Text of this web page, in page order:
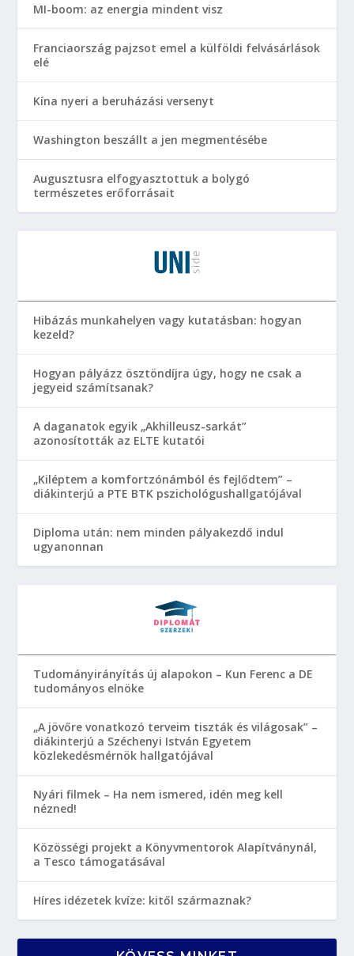
MI-boom: az energia mindent visz
Franciaország pajzsot emel a külföldi felvásárlások
elé
Kína nyeri a beruházási versenyt
Washington beszállt a jen megmentésébe
Augusztusra elfogyasztottuk a bolygó
természetes erőforrásait
Hibázás munkahelyen vagy kutatásban: hogyan
kezeld?
Hogyan pályázz ösztöndíjra úgy, hogy ne csak a
jegyeid számítsanak?
A daganatok egyik „Akhilleusz-sarkát”
azonosították az ELTE kutatói
„Kiléptem a komfortzónámból és fejlődtem” –
diákinterjú a PTE BTK pszichológushallgatójával
Diploma után: nem minden pályakezdő indul
ugyanonnan
Tudományirányítás új alapokon – Kun Ferenc a DE
tudományos elnöke
„A jövőre vonatkozó terveim tiszták és világosak” –
diákinterjú a Széchenyi István Egyetem
közlekedésmérnök hallgatójával
Nyári filmek – Ha nem ismered, idén meg kell
nézned!
Közösségi projekt a Könyvmentorok Alapítványnál,
a Tesco támogatásával
Híres idézetek kvíze: kitől származnak?